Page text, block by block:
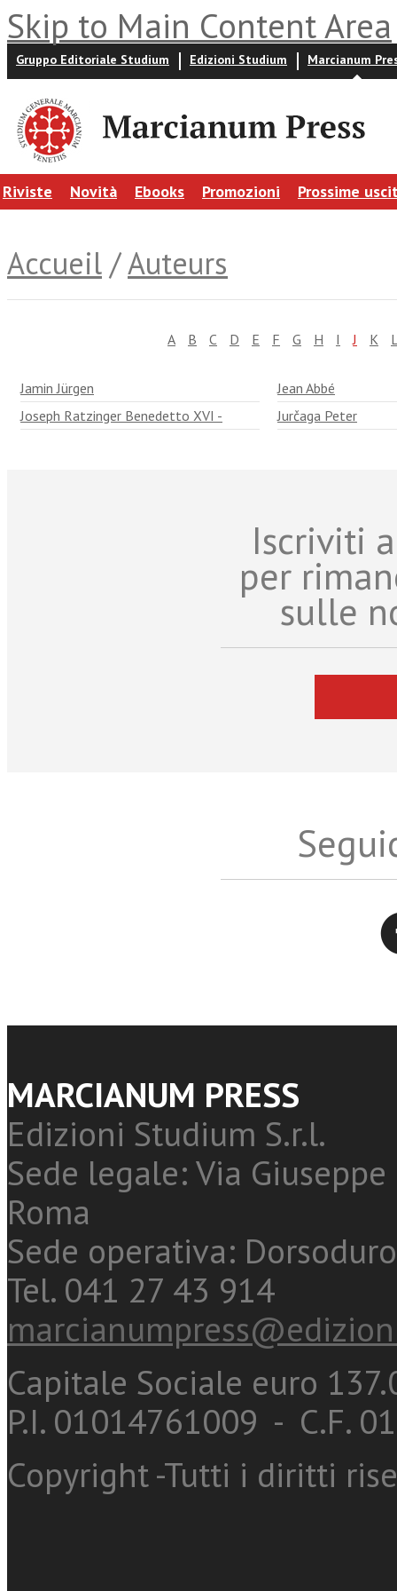
Skip to Main Content Area
Gruppo Editoriale Studium Edizioni Studium Marcianum
Riviste Novità Ebooks Promozioni Prossime
Accueil /Auteurs
A B C D E F G H I J K
Jamin Jürgen
Jean Abbé
Joseph Ratzinger Benedetto XVI -
Jurčaga Peter
Iscriviti
per
sulle
MARCIANUM PRESS
Edizioni Studium S.r.l.
Sede legale: Via
Roma
Sede operativa:
Tel. 041 27 43 914
Capitale Sociale euro
P.I. 01014761009 - C.F.
Copyright -Tutti i diritti